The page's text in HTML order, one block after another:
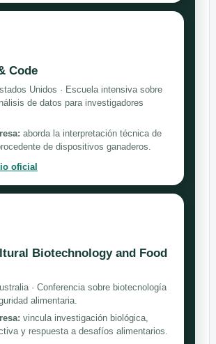
Code
Unidos · Escuela intensiva sobre
de datos para investigadores
aborda la interpretación técnica de
de dispositivos ganaderos.
oficial
Biotechnology and Food
· Conferencia sobre biotecnología
alimentaria.
vincula investigación biológica,
y respuesta a desafíos alimentarios.